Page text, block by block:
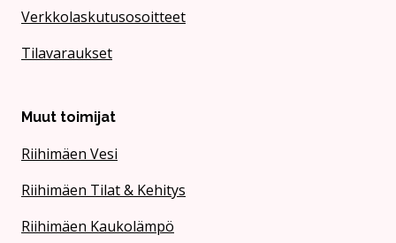
Verkkolaskutusosoitteet
Tilavaraukset
Muut toimijat
Riihimäen Vesi
Riihimäen Tilat & Kehitys
Riihimäen Kaukolämpö